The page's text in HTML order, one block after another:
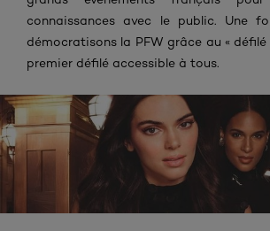
connaissances avec le public. Une
démocratisons la PFW grâce au « défilé
premier défilé accessible à tous.